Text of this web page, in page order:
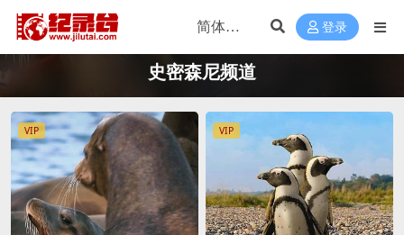
登录
史密森尼频道
VIP VIP